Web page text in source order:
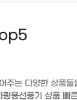
는 다양한 상품들
용선풍기 상품 빠